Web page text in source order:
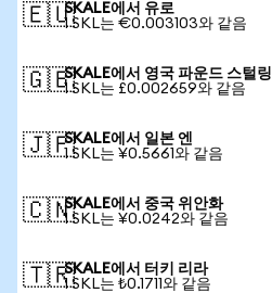
🇪🇺SKALE에서 유로
1 SKL는 €0.003103와 같음
🇬🇧SKALE에서 영국 파운드 스털링
1 SKL는 £0.002659와 같음
🇯🇵SKALE에서 일본 엔
1 SKL는 ¥0.5661와 같음
🇨🇳SKALE에서 중국 위안화
1 SKL는 ¥0.0242와 같음
🇹🇷SKALE에서 터키 리라
1 SKL는 ₺0.1711와 같음